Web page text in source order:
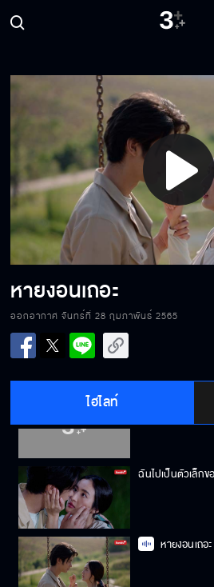
Play
Video
หายงอนเถอะ
ออกอากาศ จันทร์ที่ 28 กุมภาพันธ์ 2565
ไฮไลท์
ฉันปล่อยให้เขาตาย
เธอคือคนที่เขาเลื
คุณไม่เห็นแก่ตัวไป
ถ้าคิดว่ามันอร่อ
ฉันไปเป็นตัวเล็กข
หายงอนเถอะ